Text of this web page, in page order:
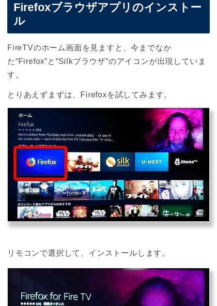
Firefoxブラウザアプリのインストー
ル
FireTVのホーム画面を見ますと、今までなか
た“Firefox”と“Silkブラウザ”のアイコンが出現していま
す。
とりあえずまずは、Firefoxを試してみます。
リモコンで選択して、インストールします。